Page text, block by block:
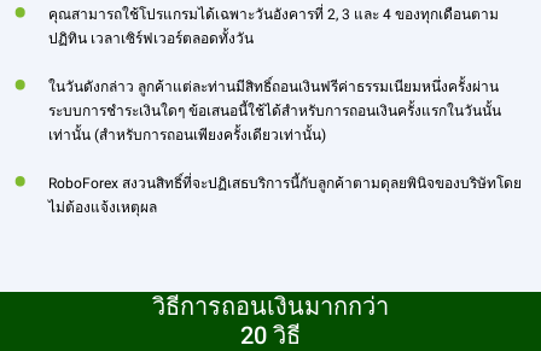
คุณสามารถใช้โปรแกรมได้เฉพาะวันอังคารที่ 2, 3 และ 4 ของทุกเดือนตาม
ปฏิทิน เวลาเซิร์ฟเวอร์ตลอดทั้งวัน
ในวันดังกล่าว ลูกค้าแต่ละท่านมีสิทธิ์ถอนเงินฟรีค่าธรรมเนียมหนึ่งครั้งผ่าน
ระบบการชําระเงินใดๆ ข้อเสนอนี้ใช้ได้สําหรับการถอนเงินครั้งแรกในวันนั้น
เท่านั้น (สําหรับการถอนเพียงครั้งเดียวเท่านั้น)
RoboForex สงวนสิทธิ์ที่จะปฏิเสธบริการนี้กับลูกค้าตามดุลยพินิจของบริษัทโดย
ไม่ต้องแจ้งเหตุผล
วิธีการถอนเงินมากกว่า
20 วิธี